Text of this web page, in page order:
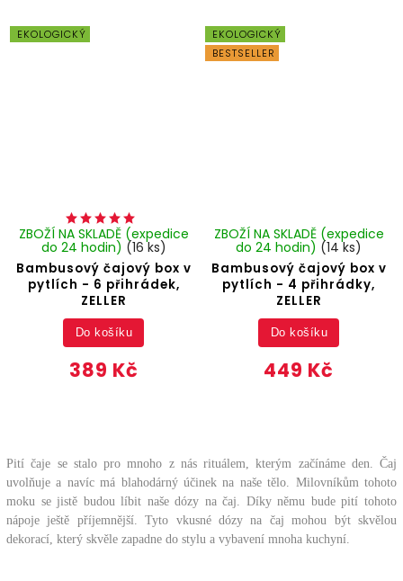
EKOLOGICKÝ
Bambusový čajový box v
pytlích - 6 přihrádek,
ZELLER
ZBOŽÍ NA SKLADĚ (expedice
do 24 hodin) (16 ks)
389 Kč
Do košíku
EKOLOGICKÝ
BESTSELLER
Bambusový čajový box v
pytlích - 4 přihrádky,
ZELLER
ZBOŽÍ NA SKLADĚ (expedice
do 24 hodin) (14 ks)
449 Kč
Do košíku
Pití čaje se stalo pro mnoho z nás rituálem, kterým začínáme den. Čaj
uvolňuje a navíc má blahodárný účinek na naše tělo. Milovníkům tohoto
moku se jistě budou líbit naše dózy na čaj. Díky němu bude pití tohoto
nápoje ještě příjemnější. Tyto vkusné dózy na čaj mohou být skvělou
dekorací, který skvěle zapadne do stylu a vybavení mnoha kuchyní.